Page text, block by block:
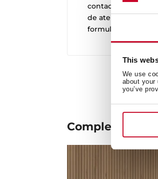
This
We use
about
you’ve
contactar con
de atención al
formulario online.
Completa tu